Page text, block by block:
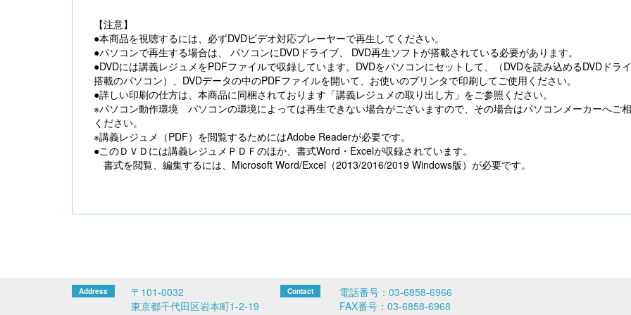
【注意】
●本商品を視聴するには、必ずDVDビデオ対応プレーヤーで再生してください。
●パソコンで再生する場合は、 パソコンにDVDドライブ、 DVD再生ソフトが搭載されている必要があります。
●DVDには講義レジュメをPDFファイルで収録しています。DVDをパソコンにセットして、（DVDを読み込めるDVDドラ
搭載のパソコン）、DVDデータの中のPDFファイルを開いて、お使いのプリンタで印刷してご使用ください。
●詳しい印刷の仕方は、本商品に同梱されております「講義レジュメの取り出し方」をご参照ください。
※パソコン動作環境 パソコンの環境によっては再生できない場合がございますので、その場合はパソコンメーカーへご
ください。
※講義レジュメ（PDF）を閲覧するためにはAdobe Readerが必要です。
●このＤＶＤには講義レジュメＰＤＦのほか、書式Word・Excelが収録されています。
書式を閲覧、編集するには、Microsoft Word/Excel（2013/2016/2019 Windows版）が必要です。
〒101-0032
東京都千代田区岩本町1-2-19
電話番号：03-6858-6966
FAX番号：03-6858-6968